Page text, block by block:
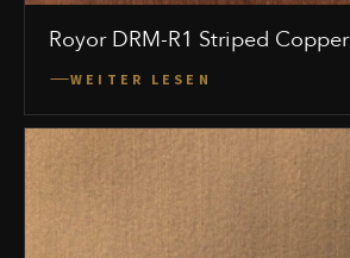
Royor DRM-R1 Striped Copper
WEITER LESEN